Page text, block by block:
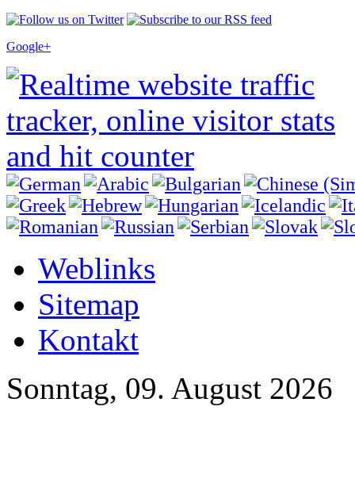
Google+
Weblinks
Sitemap
Kontakt
Sonntag, 09. August 2026